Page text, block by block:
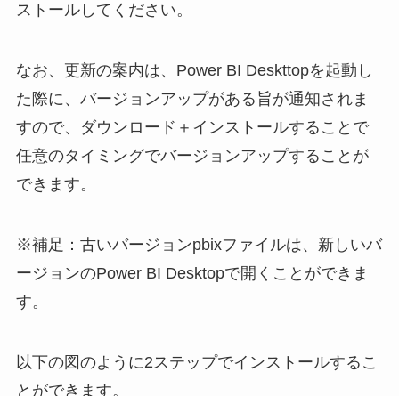
ストールしてください。
なお、更新の案内は、Power BI Deskttopを起動し
た際に、バージョンアップがある旨が通知されま
すので、ダウンロード＋インストールすることで
任意のタイミングでバージョンアップすることが
できます。
※補足：古いバージョンpbixファイルは、新しいバ
ージョンのPower BI Desktopで開くことができま
す。
以下の図のように2ステップでインストールするこ
とができます。